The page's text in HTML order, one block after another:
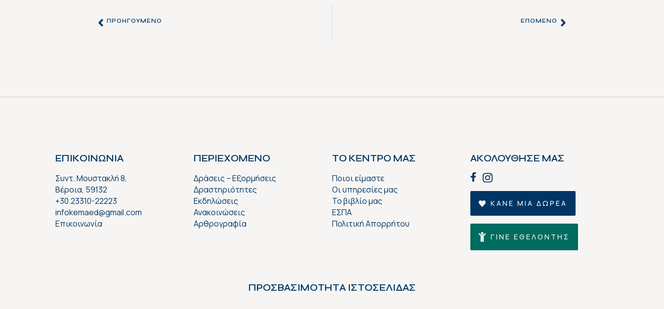
ΠΡΟΗΓΟΎΜΕΝΟ ΕΠΌΜΕΝΟ
ΕΠΙΚΟΙΝΩΝΙΑ
Συντ. Μουστακλή 8,
Βέροια, 59132
+30.23310-22223
infokemaed@gmail.com
Επικοινωνία
ΠΕΡΙΕΧΟΜΕΝΟ
Δράσεις – Εξορμήσεις
Δραστηριότητες
Εκδηλώσεις
Ανακοινώσεις
Αρθρογραφία
ΤΟ ΚΕΝΤΡΟ ΜΑΣ
Ποιοι είμαστε
Οι υπηρεσίες μας
Το βιβλίο μας
ΕΣΠΑ
Πολιτική Απορρήτου
ΑΚΟΛΟΥΘΗΣΕ ΜΑΣ
ΚΑΝΕ ΜΙΑ ΔΩΡΕΑ
ΓΙΝΕ ΕΘΕΛΟΝΤΗΣ
ΠΡΟΣΒΑΣΙΜΟΤΗΤΑ ΙΣΤΟΣΕΛΙΔΑΣ